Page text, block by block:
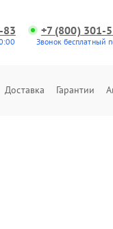
83 +7 (800) 301-
Звонок бесплатный
Доставка Гарантии